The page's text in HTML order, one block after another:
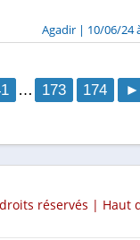
Agadir| 10/06/24
… 173 174 ►
réservés | Haut